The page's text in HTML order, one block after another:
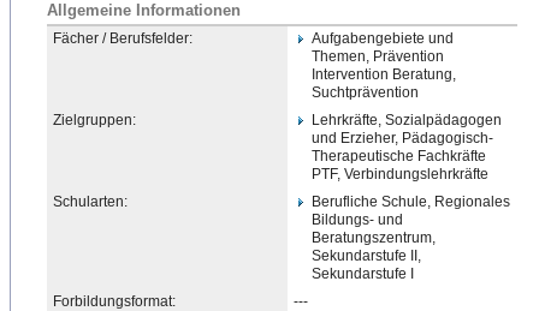
Allgemeine Informationen
Fächer / Berufsfelder:
Aufgabengebiete und
Themen, Prävention
Intervention Beratung,
Suchtprävention
Zielgruppen:
Lehrkräfte, Sozialpädagogen
und Erzieher, Pädagogisch-
Therapeutische ​ Fachkräfte
PTF, Verbindungslehrkräfte
Schularten:
Berufliche Schule, Regionales
Bildungs- und
Beratungszentrum,
Sekundarstufe II,
Sekundarstufe I
Forbildungsformat:
---